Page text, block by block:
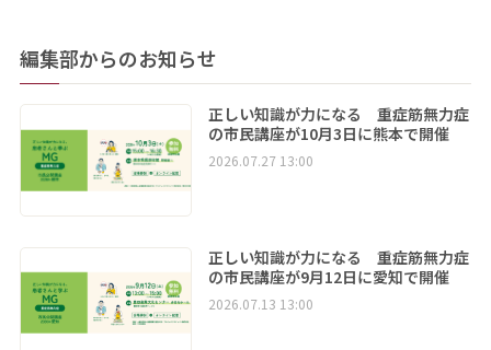
編集部からのお知らせ
正しい知識が力になる 重症筋無力症
の市民講座が10月3日に熊本で開催
2026.07.27 13:00
正しい知識が力になる 重症筋無力症
の市民講座が9月12日に愛知で開催
2026.07.13 13:00